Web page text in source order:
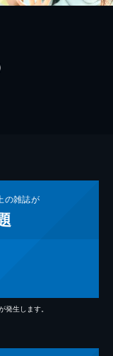
の雑誌が
生します。